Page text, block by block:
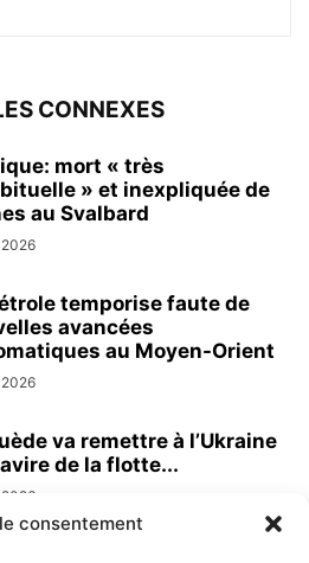
consentement
CONNEXES
mort « très
» et inexpliquée de
au Svalbard
temporise faute de
avancées
au Moyen-Orient
va remettre à l’Ukraine
de la flotte...